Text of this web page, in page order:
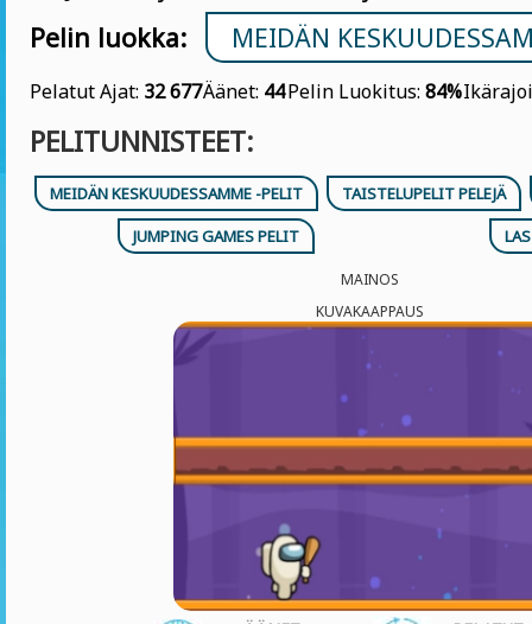
Pelin luokka:
MEIDÄN
Pelatut Ajat: 32 677Äänet: 44Pelin Luokitus: 84%
PELITUNNISTEET:
MEIDÄN KESKUUDESSAMME -PELIT
TAISTELUPELIT PELEJÄ
JUMPING GAMES PELIT
MAINOS
KUVAKAAPPAUS